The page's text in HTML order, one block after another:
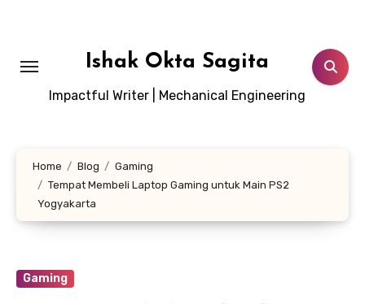
Ishak Okta Sagita
Impactful Writer | Mechanical Engineering
Home Blog
Gaming
Tempat Membeli Laptop Gaming untuk Main PS2
Yogyakarta
Gaming